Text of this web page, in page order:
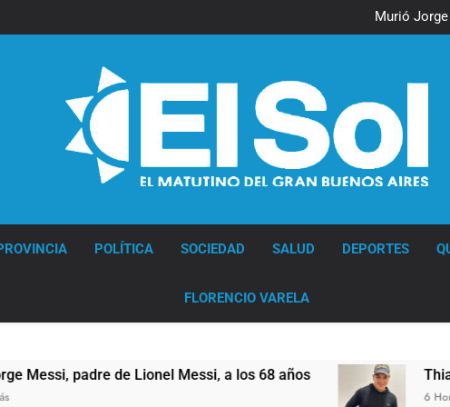
Murió
Thiago Medina
Murió
Thiago
La CGT y las dos CTA
POLÍTICA SOCIEDAD SALUD DEPORTES
FLORENCIO VARELA
de Lionel Messi, a los 68 años Thiago Medina
6 Horas Atrás